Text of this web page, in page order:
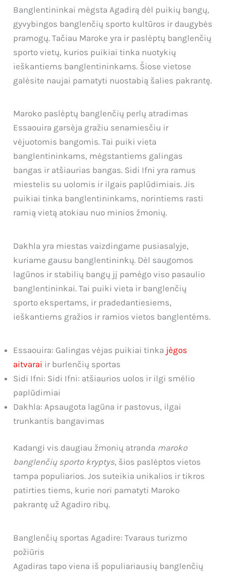
Banglentininkai mėgsta Agadirą dėl puikių bangų,
gyvybingos banglenčių sporto kultūros ir daugybės
pramogų. Tačiau Maroke yra ir paslėptų banglenčių
sporto vietų, kurios puikiai tinka nuotykių
ieškantiems banglentininkams. Šiose vietose
galėsite naujai pamatyti nuostabią šalies pakrantę.
Maroko paslėptų banglenčių perlų atradimas
Essaouira garsėja gražiu senamiesčiu ir
vėjuotomis bangomis. Tai puiki vieta
banglentininkams, mėgstantiems galingas
bangas ir atšiaurias bangas. Sidi Ifni yra ramus
miestelis su uolomis ir ilgais paplūdimiais. Jis
puikiai tinka banglentininkams, norintiems rasti
ramią vietą atokiau nuo minios žmonių.
Dakhla yra miestas vaizdingame pusiasalyje,
kuriame gausu banglentininkų. Dėl saugomos
lagūnos ir stabilių bangų jį pamėgo viso pasaulio
banglentininkai. Tai puiki vieta ir banglenčių
sporto ekspertams, ir pradedantiesiems,
ieškantiems gražios ir ramios vietos banglentėms.
Essaouira: Galingas vėjas puikiai tinka jėgos
aitvarai ir burlenčių sportas
Sidi Ifni: Sidi Ifni: atšiaurios uolos ir ilgi smėlio
paplūdimiai
Dakhla: Apsaugota lagūna ir pastovus, ilgai
trunkantis bangavimas
Kadangi vis daugiau žmonių atranda maroko
banglenčių sporto kryptys, šios paslėptos vietos
tampa populiarios. Jos suteikia unikalios ir tikros
patirties tiems, kurie nori pamatyti Maroko
pakrantę už Agadiro ribų.
Banglenčių sportas Agadire: Tvaraus turizmo
požiūris
Agadiras tapo viena iš populiariausių banglenčių